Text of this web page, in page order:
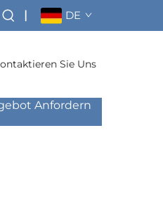
| DE
Sie Uns
Anfordern